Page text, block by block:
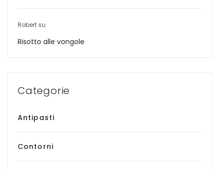
Robert su
Risotto alle vongole
Categorie
Antipasti
Contorni